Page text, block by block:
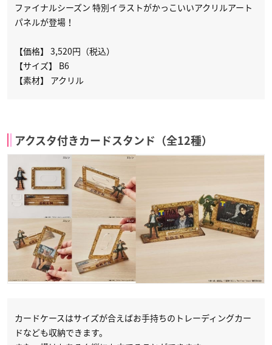
ファイナルシーズン 特別イラストがかっこいいアクリルアート
パネルが登場！
【価格】 3,520円（税込）
【サイズ】 B6
【素材】 アクリル
アクスタ付きカードスタンド（全12種）
カードケースはサイズが合えばお手持ちのトレーディングカー
ドなども収納できます。